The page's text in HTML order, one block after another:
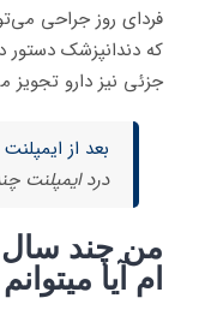
فردای روز جراحی
که دندانپزشک دستور
جزئی نیز دارو تجویز
بعد از
درد ایمپلنت
من چند سال
ام آیا